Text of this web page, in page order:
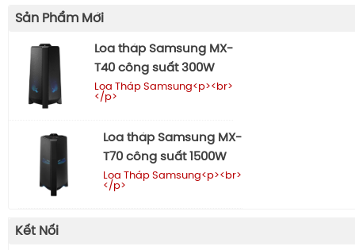
Sản Phẩm Mới
Loa tháp Samsung MX-
T40 công suất 300W
Loa Tháp Samsung<p><br>
</p>
Loa tháp Samsung MX-
T70 công suất 1500W
Loa Tháp Samsung<p><br>
</p>
Kết Nối